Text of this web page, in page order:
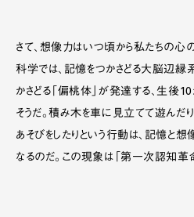
さて、想像力はいつ頃から私たちの心
科学では、記憶をつかさどる大脳辺縁
かさどる「偏桃体」が発達する、生後
そうだ。積み木を車に見立てて遊んだ
あそびをしたりという行動は、記憶と想
なるのだ。この現象は「第一次認知革